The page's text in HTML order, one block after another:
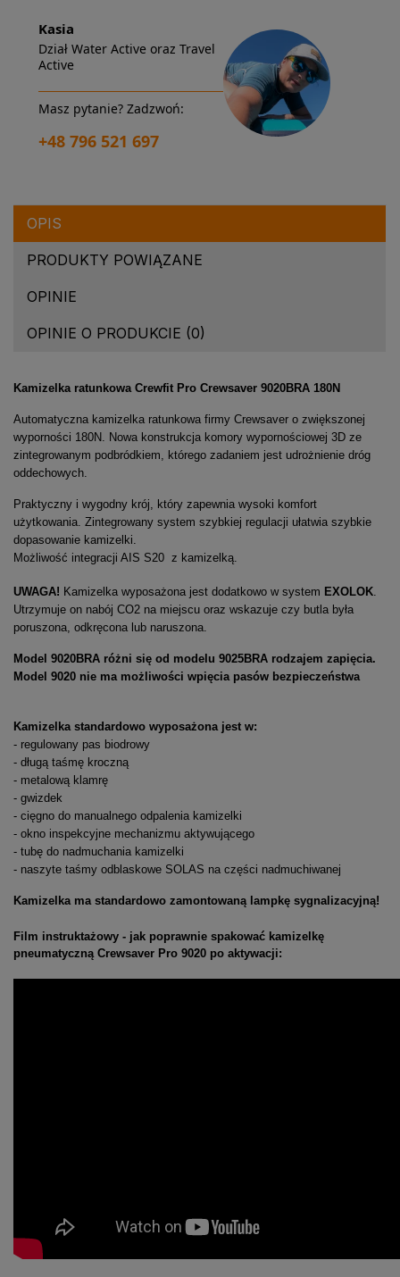
Kasia
Dział Water Active oraz Travel
Active
Masz pytanie? Zadzwoń:
+48 796 521 697
OPIS
PRODUKTY POWIĄZANE
OPINIE
OPINIE O PRODUKCIE (0)
Kamizelka ratunkowa Crewfit Pro Crewsaver 9020BRA 180N
Automatyczna kamizelka ratunkowa firmy Crewsaver o zwiększonej
wyporności 180N. Nowa konstrukcja komory wypornościowej 3D ze
zintegrowanym podbródkiem, którego zadaniem jest udrożnienie dróg
oddechowych.
Praktyczny i wygodny krój, który zapewnia wysoki komfort
użytkowania. Zintegrowany system szybkiej regulacji ułatwia szybkie
dopasowanie kamizelki.
Możliwość integracji AIS S20 z kamizelką.
UWAGA! Kamizelka wyposażona jest dodatkowo w system EXOLOK
Utrzymuje on nabój CO2 na miejscu oraz wskazuje czy butla była
poruszona, odkręcona lub naruszona.
Model 9020BRA różni się od modelu 9025BRA rodzajem zapięcia.
Model 9020 nie ma możliwości wpięcia pasów bezpieczeństwa
Kamizelka standardowo wyposażona jest w:
- regulowany pas biodrowy
- długą taśmę kroczną
- metalową klamrę
- gwizdek
- cięgno do manualnego odpalenia kamizelki
- okno inspekcyjne mechanizmu aktywującego
- tubę do nadmuchania kamizelki
- naszyte taśmy odblaskowe SOLAS na części nadmuchiwanej
Kamizelka ma standardowo zamontowaną lampkę sygnalizacyjną!
Film instruktażowy - jak poprawnie spakować kamizelkę
pneumatyczną Crewsaver Pro 9020 po aktywacji: